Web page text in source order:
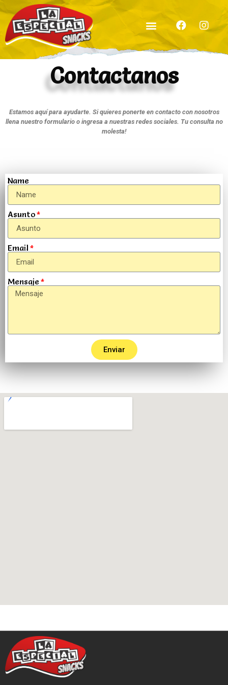
Contactanos
Estamos aquí para ayudarte. Si quieres ponerte en contacto con nosotros
llena nuestro formulario o ingresa a nuestras redes sociales. Tu consulta no
molesta!
Name
Asunto
Email
Mensaje
Enviar